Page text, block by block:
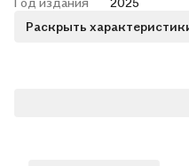
Раскрыть